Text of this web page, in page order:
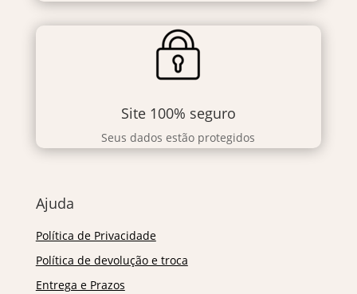
Site 100% seguro
Seus dados estão protegidos
Ajuda
Política de Privacidade
Política de devolução e troca
Entrega e Prazos